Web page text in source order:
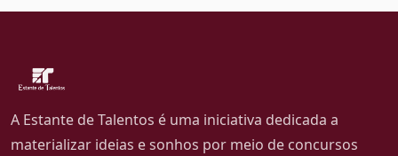
A Estante de Talentos é uma iniciativa dedicada a
materializar ideias e sonhos por meio de concursos